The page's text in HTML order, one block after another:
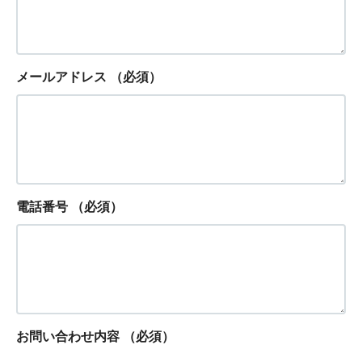
メールアドレス （必須）
電話番号 （必須）
お問い合わせ内容 （必須）